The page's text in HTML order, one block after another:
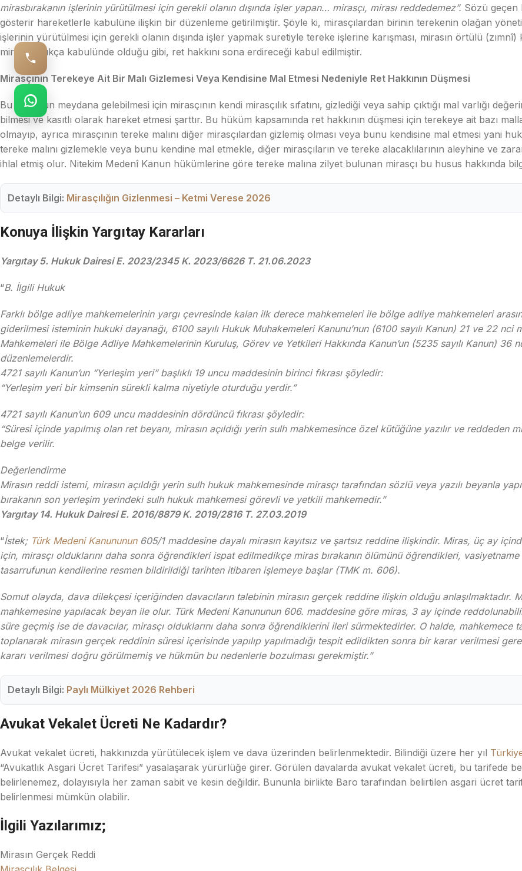
mirasbırakanın işlerinin yürütülmesi için gerekli olanın dışında işler yapan… mirasçı, mirası reddedemez”. Sözü geçen
gösterir hareketlerle kabulüne ilişkin bir düzenleme getirilmiştir. Şöyle ki, mirasçılardan birinin terekenin olağan
işlerinin yürütülmesi için gerekli olanın dışında işler yapmak suretiyle tereke işlerine karışması, mirasın örtülü
mirasın açıkça kabulünde olduğu gibi, ret hakkını sona erdireceği kabul edilmiştir.
Mirasçının Terekeye Ait Bir Malı Gizlemesi Veya Kendisine Mal Etmesi Nedeniyle Ret Hakkının Düşmesi
Bu sonucun meydana gelebilmesi için mirasçının kendi mirasçılık sıfatını, gizlediği veya sahip çıktığı mal varlığı
bilmesi ve kasıtlı olarak hareket etmesi şarttır. Bu hüküm kapsamında ret hakkının düşmesi için terekeye ait bazı
olmayıp, ayrıca mirasçının tereke malını diğer mirasçılardan gizlemiş olması veya bunu kendisine mal etmesi yani
tereke malını gizlemekle veya bunu kendine mal etmekle, diğer mirasçıların ve tereke alacaklılarının aleyhine ve
ihlal etmiş olur. Nitekim Medenî Kanun hükümlerine göre tereke malına zilyet bulunan mirasçı bu husus hakkında
Detaylı Bilgi: Mirasçılığın Gizlenmesi – Ketmi Verese 2026
Konuya İlişkin Yargıtay Kararları
Yargıtay 5. Hukuk Dairesi E. 2023/2345 K. 2023/6626 T. 21.06.2023
“B. İlgili Hukuk
Farklı bölge adliye mahkemelerinin yargı çevresinde kalan ilk derece mahkemeleri ile bölge adliye mahkemeleri
giderilmesi isteminin hukuki dayanağı, 6100 sayılı Hukuk Muhakemeleri Kanunu’nun (6100 sayılı Kanun) 21 ve 22 nci
Mahkemeleri ile Bölge Adliye Mahkemelerinin Kuruluş, Görev ve Yetkileri Hakkında Kanun’un (5235 sayılı Kanun) 36
düzenlemelerdir.
4721 sayılı Kanun’un “Yerleşim yeri” başlıklı 19 uncu maddesinin birinci fıkrası şöyledir:
“Yerleşim yeri bir kimsenin sürekli kalma niyetiyle oturduğu yerdir.”
4721 sayılı Kanun’un 609 uncu maddesinin dördüncü fıkrası şöyledir:
“Süresi içinde yapılmış olan ret beyanı, mirasın açıldığı yerin sulh mahkemesince özel kütüğüne yazılır ve
belge verilir.
Değerlendirme
Mirasın reddi istemi, mirasın açıldığı yerin sulh hukuk mahkemesinde mirasçı tarafından sözlü veya yazılı beyanla
bırakanın son yerleşim yerindeki sulh hukuk mahkemesi görevli ve yetkili mahkemedir.”
Yargıtay 14. Hukuk Dairesi E. 2016/8879 K. 2019/2816 T. 27.03.2019
“İstek; Türk Medeni Kanununun605/1 maddesine dayalı mirasın kayıtsız ve şartsız reddine ilişkindir. Miras, üç ay
için, mirasçı olduklarını daha sonra öğrendikleri ispat edilmedikçe miras bırakanın ölümünü öğrendikleri, vasiyetname
tasarrufunun kendilerine resmen bildirildiği tarihten itibaren işlemeye başlar (TMK m. 606).
Somut olayda, dava dilekçesi içeriğinden davacıların talebinin mirasın gerçek reddine ilişkin olduğu anlaşılmaktadır.
mahkemesine yapılacak beyan ile olur. Türk Medeni Kanununun 606. maddesine göre miras, 3 ay içinde
süre geçmiş ise de davacılar, mirasçı olduklarını daha sonra öğrendiklerini ileri sürmektedirler. O halde,
toplanarak mirasın gerçek reddinin süresi içerisinde yapılıp yapılmadığı tespit edildikten sonra bir karar verilmesi
kararı verilmesi doğru görülmemiş ve hükmün bu nedenlerle bozulması gerekmiştir.”
Detaylı Bilgi: Paylı Mülkiyet 2026 Rehberi
Avukat Vekalet Ücreti Ne Kadardır?
Avukat vekalet ücreti, hakkınızda yürütülecek işlem ve dava üzerinden belirlenmektedir. Bilindiği üzere her yıl
“Avukatlık Asgari Ücret Tarifesi” yasalaşarak yürürlüğe girer. Görülen davalarda avukat vekalet ücreti, bu tarifede
belirlenemez, dolayısıyla her zaman sabit ve kesin değildir. Bununla birlikte Baro tarafından belirtilen asgari ücret
belirlenmesi mümkün olabilir.
İlgili Yazılarımız;
Mirasın Gerçek Reddi